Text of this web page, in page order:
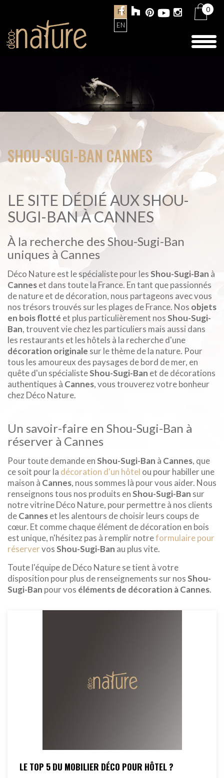
FR
EN
0
SHOU-SUGI-BAN CANNES
LE SITE DÉDIÉ AUX SHOU-
SUGI-BAN À CANNES
À la recherche des Shou-Sugi-Ban
uniques à Cannes
Déco Nature est le spécialiste pour lesShou-Sugi-Ban à
Canneset dans toute la France. En tant que passionnés
de nature et de décoration, nous partageons avec vous
nos trésors trouvés sur les plages de France. Nos objets
en bois flotté et plus particulièrement nosShou-Sugi-
Ban, trouvent vie chez les particuliers mais aussi dans
les restaurants et les hôtels à la recherche d'une
décoration originale sur le thème de la nature. Pour
tous les amoureux des paysages de bord de mer, en
quête d'un spécialisteShou-Sugi-Ban et de décorations
authentiques à Cannes, vous trouverez votre bonheur
chez Déco Nature.
Un savoir-faire en Shou-Sugi-Ban à
réserver à Cannes
Pour toute demande enShou-Sugi-Ban à Cannes, que
ce soit pour la décoration d'un hôtel ou pour habiller une
maison à Cannes, nous sommes là pour vous aider. Nous
renseignons tous nos produits enShou-Sugi-Ban sur
notre vitrine Déco Nature, pour permettre à nos clients
deCanneset les alentours de choisir leurs coups de
cœur. Et comme chaque élément de décoration en bois
est unique, n'hésitez pas à remplir notreformulaire pour
réservervosShou-Sugi-Ban au plus vite.
Toute l'équipe de Déco Nature se tient à votre
disposition pour plus de renseignements sur nosShou-
Sugi-Ban pour vos éléments de décoration à Cannes.
LE TOP 5 DU MOBILIER DÉCO POUR HÔTEL ?